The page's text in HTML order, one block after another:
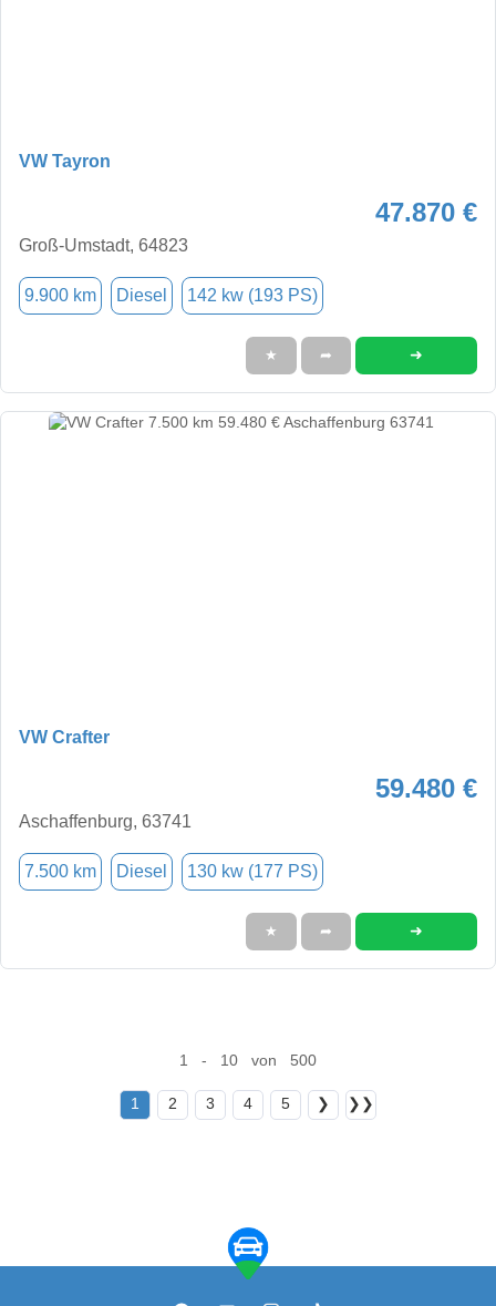
VW Tayron
47.870 €
Groß-Umstadt, 64823
9.900 km Diesel 142 kw (193 PS)
★ ➦ ➜
VW Crafter
59.480 €
Aschaffenburg, 63741
7.500 km Diesel 130 kw (177 PS)
★ ➦ ➜
1 - 10 von 500
1 2 3 4 5 ❯ ❯❯